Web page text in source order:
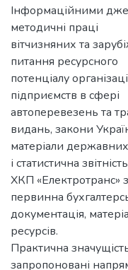
Інформаційними
методичні праці
вітчизняних та
питання ресурсного
потенціалу
підприємств в сфері
автоперевезень та
видань, закони
матеріали
і статистична звітність
ХКП «Електротранс»
первинна
документація,
ресурсів.
Практична
запропоновані